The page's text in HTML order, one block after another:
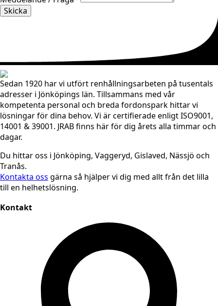
Skicka
Sedan 1920 har vi utfört renhållningsarbeten på tusentals
adresser i Jönköpings län. Tillsammans med vår
kompetenta personal och breda fordonspark hittar vi
lösningar för dina behov. Vi är certifierade enligt ISO9001,
14001 & 39001. JRAB finns här för dig årets alla timmar och
dagar.
Du hittar oss i Jönköping, Vaggeryd, Gislaved, Nässjö och
Tranås.
Kontakta oss gärna så hjälper vi dig med allt från det lilla
till en helhetslösning.
Kontakt